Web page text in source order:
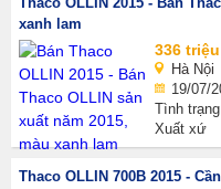
xanh lam
336 triệu
Hà Nội
19/07/
Tình trạng
Xuất xứ
Thaco OLLIN 700B 2015 -